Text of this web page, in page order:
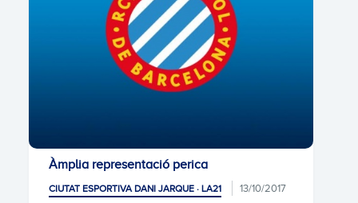
Àmplia representació perica
CIUTAT ESPORTIVA DANI JARQUE · LA21 13/10/2017